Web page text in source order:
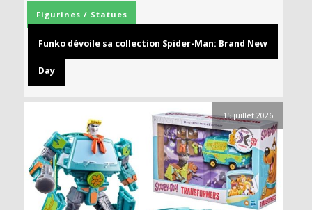
Figurines / Statues
Funko dévoile sa collection Spider-Man: Brand New
Day
15 juillet 2026